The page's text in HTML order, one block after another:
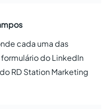
cada uma das
do LinkedIn
RD Station Marketing